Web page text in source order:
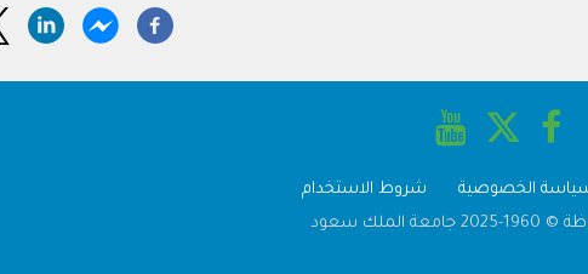
الخصوصية
شروط الاستخدام
سعود